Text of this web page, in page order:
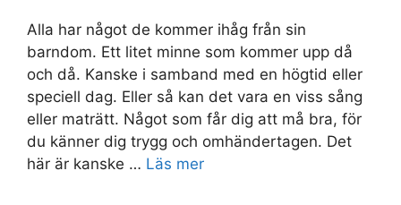
Alla har något de kommer ihåg från sin
barndom. Ett litet minne som kommer upp då
och då. Kanske i samband med en högtid eller
speciell dag. Eller så kan det vara en viss sång
eller maträtt. Något som får dig att må bra, för
du känner dig trygg och omhändertagen. Det
här är kanske … Läs mer